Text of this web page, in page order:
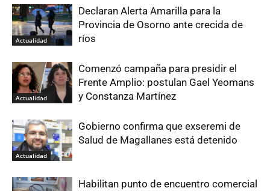
Actualidad
Declaran Alerta Amarilla para la
Provincia de Osorno ante crecida de
ríos
Actualidad
Comenzó campaña para presidir el
Frente Amplio: postulan Gael Yeomans
y Constanza Martínez
Actualidad
Gobierno confirma que exseremi de
Salud de Magallanes está detenido
Habilitan punto de encuentro comercial